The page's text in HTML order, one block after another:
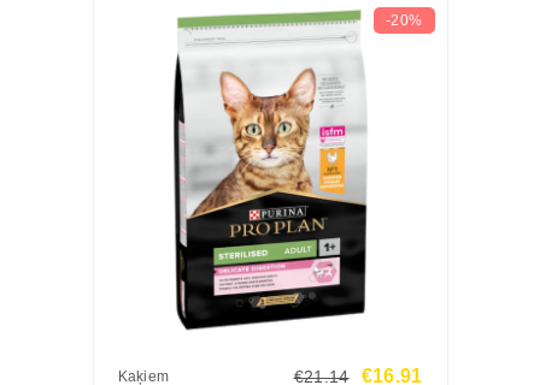
-20%
Kaķiem €21.14 €16.91